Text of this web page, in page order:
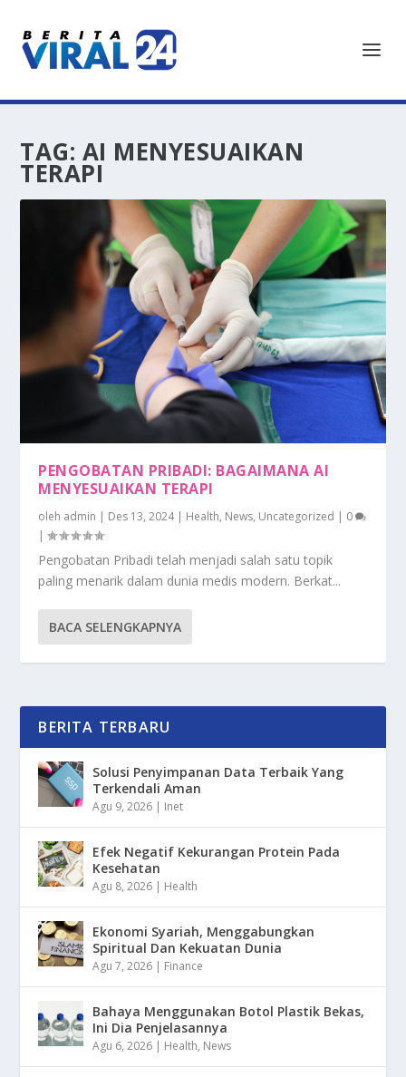
TAG: AI MENYESUAIKAN
TERAPI
PENGOBATAN PRIBADI: BAGAIMANA AI
MENYESUAIKAN TERAPI
oleh admin | Des 13, 2024| Health, News, Uncategorized | 0
|
Pengobatan Pribadi telah menjadi salah satu topik
paling menarik dalam dunia medis modern. Berkat...
BACA SELENGKAPNYA
BERITA TERBARU
Solusi Penyimpanan Data Terbaik Yang
Terkendali Aman
Agu 9, 2026 | Inet
Efek Negatif Kekurangan Protein Pada
Kesehatan
Agu 8, 2026 | Health
Ekonomi Syariah, Menggabungkan
Spiritual Dan Kekuatan Dunia
Agu 7, 2026 | Finance
Bahaya Menggunakan Botol Plastik Bekas,
Ini Dia Penjelasannya
Agu 6, 2026 | Health, News